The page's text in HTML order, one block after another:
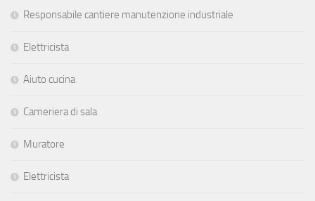
Responsabile cantiere manutenzione industriale
Elettricista
Aiuto cucina
Cameriera di sala
Muratore
Elettricista